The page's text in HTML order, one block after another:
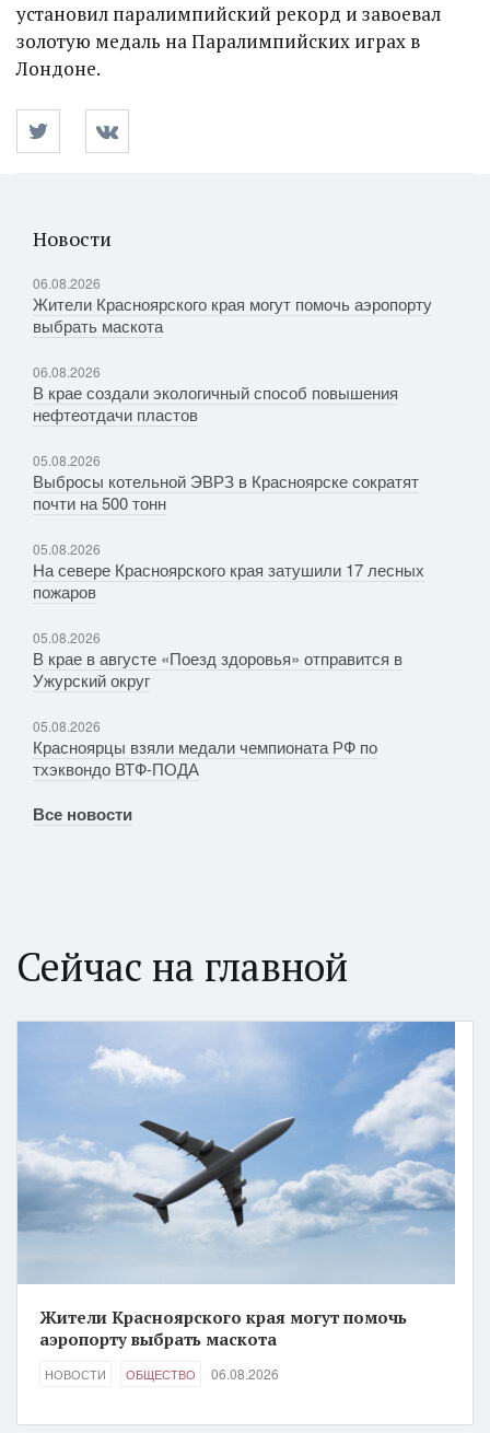
установил паралимпийский рекорд и завоевал
золотую медаль на Паралимпийских играх в
Лондоне.
Новости
06.08.2026
Жители Красноярского края могут помочь аэропорту
выбрать маскота
06.08.2026
В крае создали экологичный способ повышения
нефтеотдачи пластов
05.08.2026
Выбросы котельной ЭВРЗ в Красноярске сократят
почти на 500 тонн
05.08.2026
На севере Красноярского края затушили 17 лесных
пожаров
05.08.2026
В крае в августе «Поезд здоровья» отправится в
Ужурский округ
05.08.2026
Красноярцы взяли медали чемпионата РФ по
тхэквондо ВТФ-ПОДА
Все новости
Сейчас на главной
Жители Красноярского края могут помочь
аэропорту выбрать маскота
НОВОСТИ ОБЩЕСТВО 06.08.2026